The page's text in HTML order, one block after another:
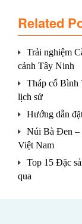
Related
Trải nghiệm
cảnh Tây Ninh
Tháp cổ Bình
lịch sử
Hướng dẫn
Núi Bà Đen –
Việt Nam
Top 15 Đặc
qua